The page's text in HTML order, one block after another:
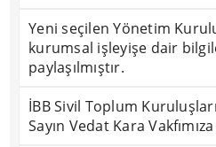
Yeni seçilen Yönetim
kurumsal işleyişe dair
paylaşılmıştır.
İBB Sivil Toplum
Sayın Vedat Kara